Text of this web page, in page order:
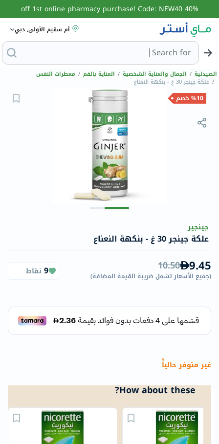
40% off 1st online pharmacy purchase! Code: NEW40
أم سقيم الأولى, دبي
Search forالبحث عن مزيل ع
الصيدلية / الجمال والعناية الشخصية / العناية بالفم / معطرات النفس
/ علكة جينجر 30 غ - بنكهة النعناع
%10 خصم
جينجير
علكة جينجر 30 غ - بنكهة النعناع
9.45
10.50
(جميع الأسعار تشمل ضريبة القيمة المضافة)
9 نقاط
غير متوفر حالياًً
How about these?